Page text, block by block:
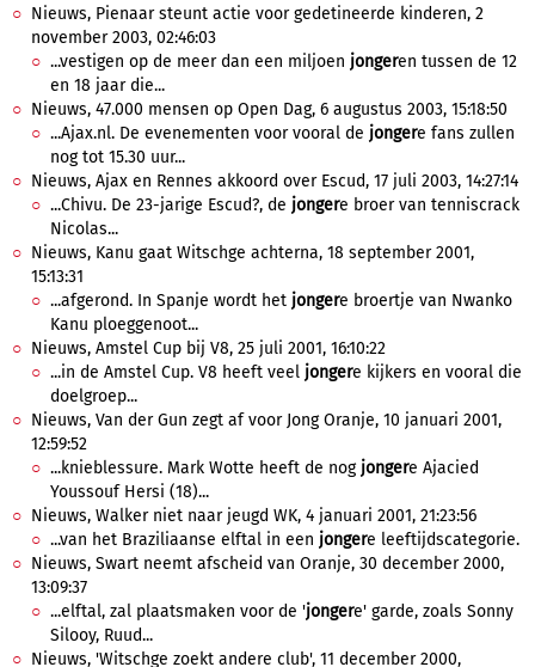
Nieuws, Pienaar steunt actie voor gedetineerde kinderen, 2
november 2003, 02:46:03
...vestigen op de meer dan een miljoen jongeren tussen de 12
en 18 jaar die...
Nieuws, 47.000 mensen op Open Dag, 6 augustus 2003, 15:18:50
...Ajax.nl. De evenementen voor vooral de jongere fans zullen
nog tot 15.30 uur...
Nieuws, Ajax en Rennes akkoord over Escud, 17 juli 2003, 14:27:14
...Chivu. De 23-jarige Escud?, de jongere broer van tenniscrack
Nicolas...
Nieuws, Kanu gaat Witschge achterna, 18 september 2001,
15:13:31
...afgerond. In Spanje wordt het jongere broertje van Nwanko
Kanu ploeggenoot...
Nieuws, Amstel Cup bij V8, 25 juli 2001, 16:10:22
...in de Amstel Cup. V8 heeft veel jongere kijkers en vooral die
doelgroep...
Nieuws, Van der Gun zegt af voor Jong Oranje, 10 januari 2001,
12:59:52
...knieblessure. Mark Wotte heeft de nog jongere Ajacied
Youssouf Hersi (18)...
Nieuws, Walker niet naar jeugd WK, 4 januari 2001, 21:23:56
...van het Braziliaanse elftal in een jongere leeftijdscategorie.
Nieuws, Swart neemt afscheid van Oranje, 30 december 2000,
13:09:37
...elftal, zal plaatsmaken voor de 'jongere' garde, zoals Sonny
Silooy, Ruud...
Nieuws, 'Witschge zoekt andere club', 11 december 2000,